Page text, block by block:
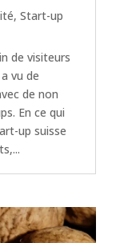
, Start-up
de visiteurs
vu de
de non
En ce qui
up suisse